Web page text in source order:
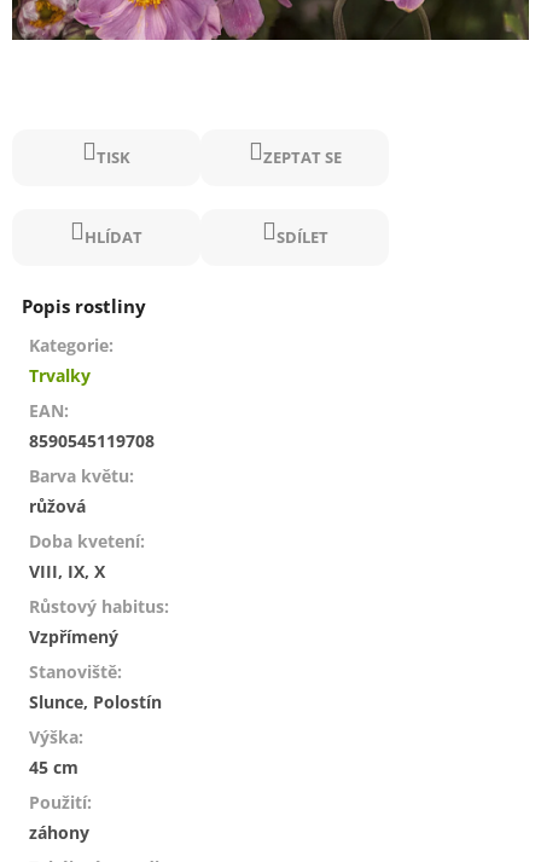
TISK ZEPTAT SE
HLÍDAT SDÍLET
Kategorie:
Trvalky
EAN:
8590545119708
Barva květu:
růžová
Doba kvetení:
VIII, IX, X
Růstový habitus:
Vzpřímený
Stanoviště:
Slunce, Polostín
Výška:
45 cm
Použití:
záhony